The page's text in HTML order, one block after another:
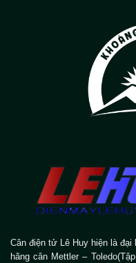
Cân điện tử Lê Huy hiện là đại
hãng cân Mettler –